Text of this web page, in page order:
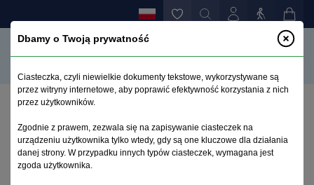
Archiwum 1992–2014
Dbamy o Twoją prywatność
Ciasteczka, czyli niewielkie dokumenty tekstowe, wykorzystywane są
przez witryny internetowe, aby poprawić efektywność korzystania z nich
przez użytkowników.
Zgodnie z prawem, zezwala się na zapisywanie ciasteczek na
urządzeniu użytkownika tylko wtedy, gdy są one kluczowe dla działania
danej strony. W przypadku innych typów ciasteczek, wymagana jest
zgoda użytkownika.